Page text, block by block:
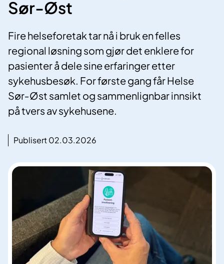
Sør-Øst
Fire helseforetak tar nå i bruk en felles
regional løsning som gjør det enklere for
pasienter å dele sine erfaringer etter
sykehusbesøk. For første gang får Helse
Sør‑Øst samlet og sammenlignbar innsikt
på tvers av sykehusene.
Publisert 02.03.2026